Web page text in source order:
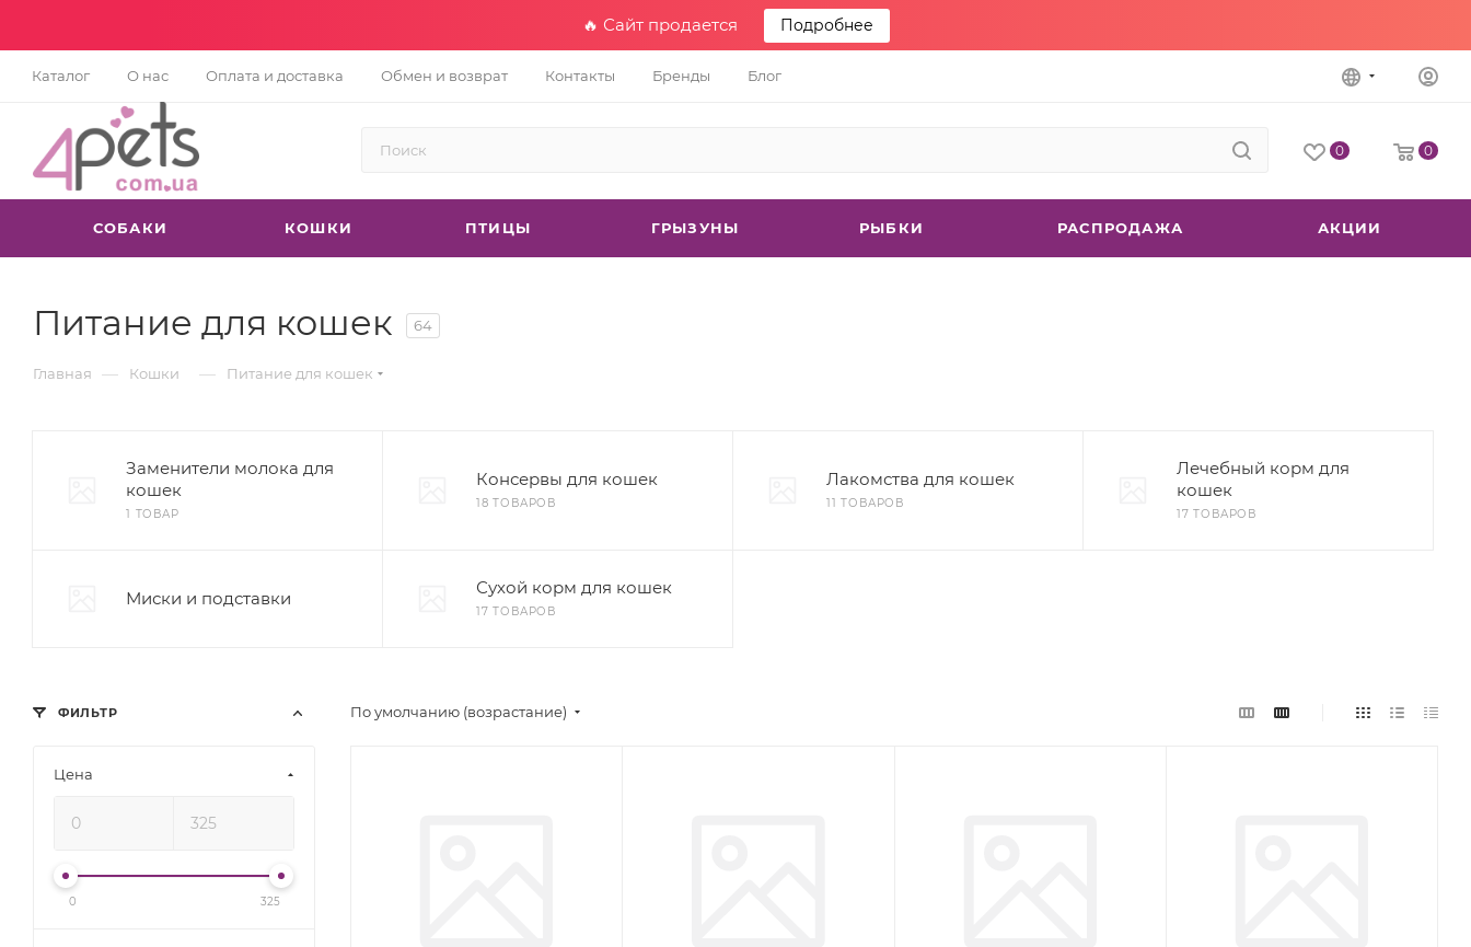
🔥 Сайт продается Подробнее
Каталог О нас Оплата и доставка Обмен и возврат Контакты Бренды Блог
0 0
СОБАКИ КОШКИ ПТИЦЫ ГРЫЗУНЫ РЫБКИ РАСПРОДАЖА АКЦИИ
Питание для кошек 64
Главная — Кошки — Питание для кошек
Заменители молока для
кошек
1 ТОВАР
Консервы для кошек
18 ТОВАРОВ
Лакомства для кошек
11 ТОВАРОВ
Лечебный корм для
кошек
17 ТОВАРОВ
Миски и подставки
Сухой корм для кошек
17 ТОВАРОВ
По умолчанию (возрастание)
ФИЛЬТР
Цена
0 325